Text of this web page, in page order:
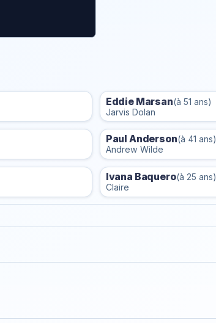
Eddie Marsan(à 51 ans)
Jarvis Dolan
Paul Anderson(à 41 ans)
Andrew Wilde
Ivana Baquero(à 25 ans)
Claire